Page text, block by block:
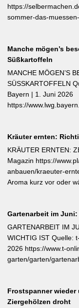
https://
sommer-das-
bis Mitte Juli
Überwinterung
öfterblühende Sorten:
darunter sofort
verlängert die
#Pflanzenpflege
Manche mögen’s
Süßkartoffeln
MANCHE MÖGEN’S
SÜSSKARTOFFELN
Bayern | 1. Juni 2026
https://
ins Freiland.
vorgezogen werden;
die Ernte beginnt ab
Jungpflanzen
tiefen, durchlässigen
Kräuter ernten:
KRÄUTER ERNTEN:
Magazin https://
anbauen/kraeuter-
Aroma kurz vor oder
Abtrocknen des Taus,
verflüchtigt. Beim
einzelner Blätter —
ermöglicht weitere
Büschel kopfüber an
Gartenarbeit im
GARTENARBEIT IM
WICHTIG IST Quelle:
2026 https://www.t-
garten/garten/
dem Boden —
Sorte verdrängen.
Frostspanner wieder
Ziergehölzen droht